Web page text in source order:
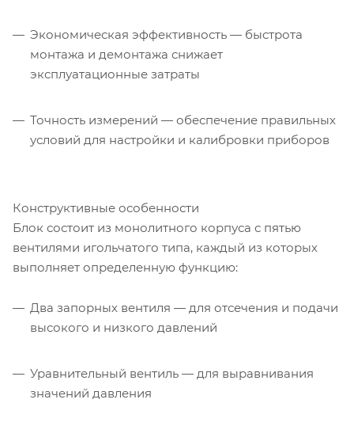
Экономическая эффективность — быстрота
монтажа и демонтажа снижает
эксплуатационные затраты
Точность измерений — обеспечение правильных
условий для настройки и калибровки приборов
Конструктивные особенности
Блок состоит из монолитного корпуса с пятью
вентилями игольчатого типа, каждый из которых
выполняет определенную функцию:
Два запорных вентиля — для отсечения и подачи
высокого и низкого давлений
Уравнительный вентиль — для выравнивания
значений давления